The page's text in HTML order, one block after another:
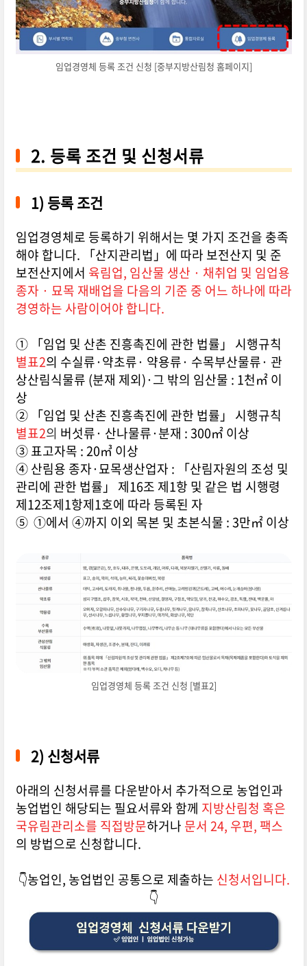
임업경영체 등록 조건 신청 [중부지방산림청 홈페이지]
2. 등록 조건 및 신청서류
1) 등록 조건
임업경영체로 등록하기 위해서는 몇 가지 조건을 충족
해야 합니다. 「산지관리법」에 따라 보전산지 및 준
보전산지에서 육림업, 임산물 생산 · 채취업 및 임업용
종자 · 묘목 재배업을 다음의 기준 중 어느 하나에 따라
경영하는 사람이어야 합니다.
① 「임업 및 산촌 진흥촉진에 관한 법률」 시행규칙
별표2의 수실류·약초류· 약용류· 수목부산물류· 관
상산림식물류 (분재 제외)·그 밖의 임산물 : 1천㎡ 이
상
② 「임업 및 산촌 진흥촉진에 관한 법률」 시행규칙
별표2의 버섯류· 산나물류·분재 : 300㎡ 이상
③ 표고자목 : 20㎥ 이상
④ 산림용 종자·묘목생산업자 : 「산림자원의 조성 및
관리에 관한 법률」 제16조 제1항 및 같은 법 시행령
제12조제1항제1호에 따라 등록된 자
⑤ ①에서 ④까지 이외 목본 및 초본식물 : 3만㎡ 이상
임업경영체 등록 조건 신청 [별표2]
2) 신청서류
아래의 신청서류를 다운받아서 추가적으로 농업인과
농업법인 해당되는 필요서류와 함께 지방산림청 혹은
국유림관리소를 직접방문하거나 문서 24, 우편, 팩스
의 방법으로 신청합니다.
👇농업인, 농업법인 공통으로 제출하는 신청서입니다.
👇